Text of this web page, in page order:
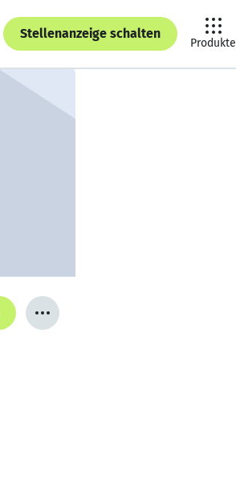
Stellenanzeige schalten
Produkte